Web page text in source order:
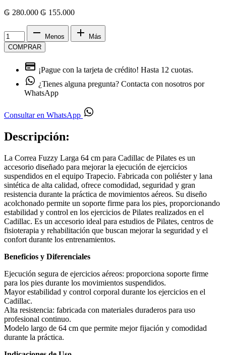
₲ 280.000 ₲ 155.000
Menos
Más
COMPRAR
¡Pague con la tarjeta de crédito! Hasta 12 cuotas.
¿Tienes alguna pregunta? Contacta con nosotros por
WhatsApp
Consultar en WhatsApp
Descripción:
La Correa Fuzzy Larga 64 cm para Cadillac de Pilates es un
accesorio diseñado para mejorar la ejecución de ejercicios
suspendidos en el equipo Trapecio. Fabricada con poliéster y lana
sintética de alta calidad, ofrece comodidad, seguridad y gran
resistencia durante la práctica de movimientos aéreos. Su diseño
acolchonado permite un soporte firme para los pies, proporcionando
estabilidad y control en los ejercicios de Pilates realizados en el
Cadillac. Es un accesorio ideal para estudios de Pilates, centros de
fisioterapia y rehabilitación que buscan mejorar la seguridad y el
confort durante los entrenamientos.
Beneficios y Diferenciales
Ejecución segura de ejercicios aéreos: proporciona soporte firme
para los pies durante los movimientos suspendidos.
Mayor estabilidad y control corporal durante los ejercicios en el
Cadillac.
Alta resistencia: fabricada con materiales duraderos para uso
profesional continuo.
Modelo largo de 64 cm que permite mejor fijación y comodidad
durante la práctica.